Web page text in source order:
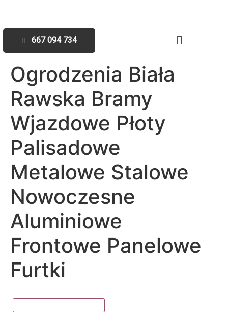
667 094 734
Ogrodzenia Biała
Rawska Bramy
Wjazdowe Płoty
Palisadowe
Metalowe Stalowe
Nowoczesne
Aluminiowe
Frontowe Panelowe
Furtki